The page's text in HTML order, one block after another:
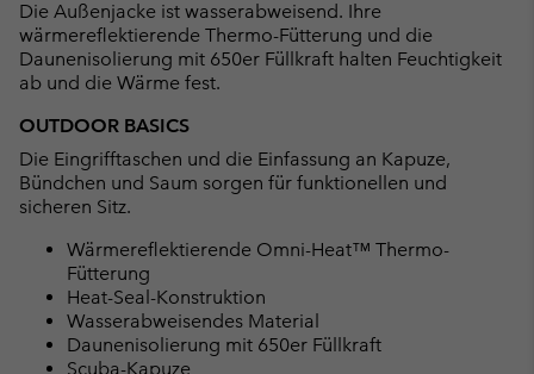
Die Außenjacke ist wasserabweisend. Ihre
wärmereflektierende Thermo-Fütterung und die
Daunenisolierung mit 650er Füllkraft halten Feuchtigkeit
ab und die Wärme fest.
OUTDOOR BASICS
Die Eingrifftaschen und die Einfassung an Kapuze,
Bündchen und Saum sorgen für funktionellen und
sicheren Sitz.
Wärmereflektierende Omni-Heat™ Thermo-
Fütterung
Heat-Seal-Konstruktion
Wasserabweisendes Material
Daunenisolierung mit 650er Füllkraft
Scuba-Kapuze